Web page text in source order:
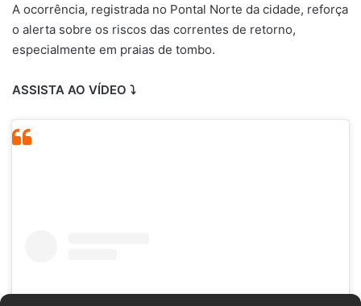
A ocorrência, registrada no Pontal Norte da cidade, reforça
o alerta sobre os riscos das correntes de retorno,
especialmente em praias de tombo.
ASSISTA AO VÍDEO ⤵️